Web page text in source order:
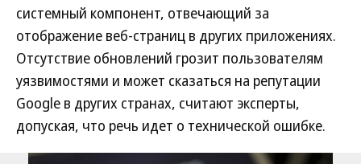
системный компонент, отвечающий за
отображение веб-страниц в других приложениях.
Отсутствие обновлений грозит пользователям
уязвимостями и может сказаться на репутации
Google в других странах, считают эксперты,
допуская, что речь идет о технической ошибке.